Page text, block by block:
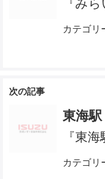
シ
カテゴリ
東海駅
『東
カテゴリ